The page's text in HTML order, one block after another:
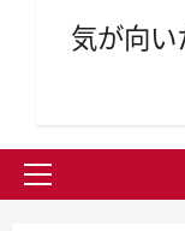
気が向
メ